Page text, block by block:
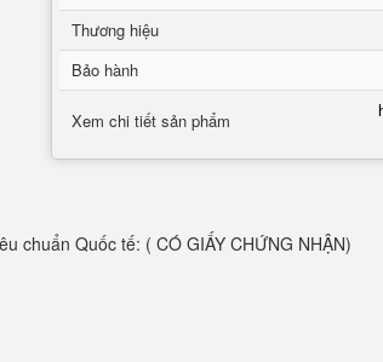
Thương hiệu
Bảo hành
Xem chi tiết sản phẩm
chuẩn Quốc tế: ( CÓ GIẤY CHỨNG NHẬN)